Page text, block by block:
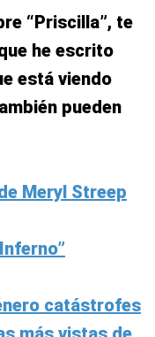
“Priscilla”, te
he escrito
está viendo
pueden
Meryl Streep
catástrofes